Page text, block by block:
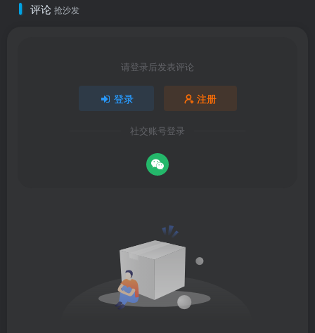
评论 抢沙发
请登录后发表评论
登录 注册
社交账号登录